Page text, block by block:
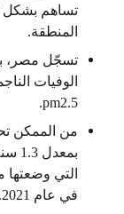
تساهم بشكل
المنطقة.
تسجّل مصر،
الوفيات
pm2.5.
من الممكن
التي وضعتها
في عام 2021.